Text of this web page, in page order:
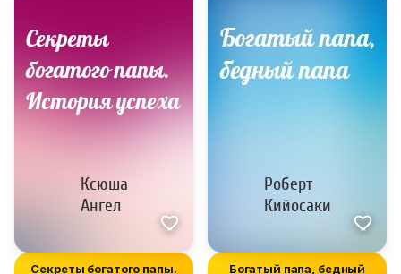
Секреты богатого папы. Богатый папа, бедный